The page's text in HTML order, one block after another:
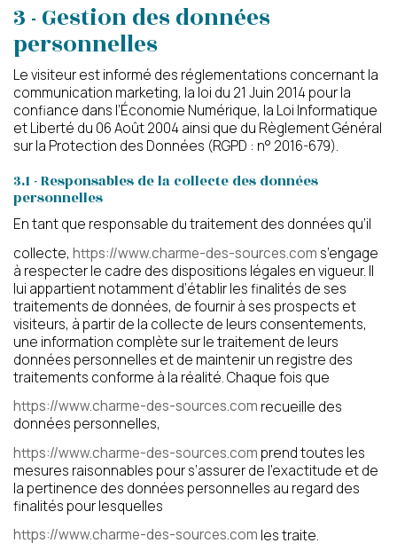
Votre message a bien été envoyé
3 - Gestion des données
personnelles
Le visiteur est informé des réglementations concernant la
communication marketing, la loi du 21 Juin 2014 pour la
confiance dans l’Économie Numérique, la Loi Informatique
et Liberté du 06 Août 2004 ainsi que du Règlement Général
sur la Protection des Données (RGPD : n° 2016-679).
3.1 - Responsables de la collecte des données
personnelles
En tant que responsable du traitement des données qu’il
collecte, https://www.charme-des-sources.com s’engage
à respecter le cadre des dispositions légales en vigueur. Il
lui appartient notamment d’établir les finalités de ses
traitements de données, de fournir à ses prospects et
visiteurs, à partir de la collecte de leurs consentements,
une information complète sur le traitement de leurs
données personnelles et de maintenir un registre des
traitements conforme à la réalité. Chaque fois que
https://www.charme-des-sources.com recueille des
données personnelles,
https://www.charme-des-sources.com prend toutes les
mesures raisonnables pour s’assurer de l’exactitude et de
la pertinence des données personnelles au regard des
finalités pour lesquelles
https://www.charme-des-sources.com les traite.